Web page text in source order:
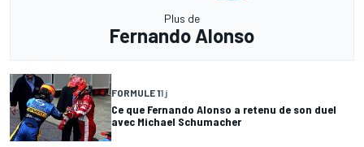
Plus de
Fernando Alonso
FORMULE 11 j
Ce que Fernando Alonso a retenu de son duel
avec Michael Schumacher